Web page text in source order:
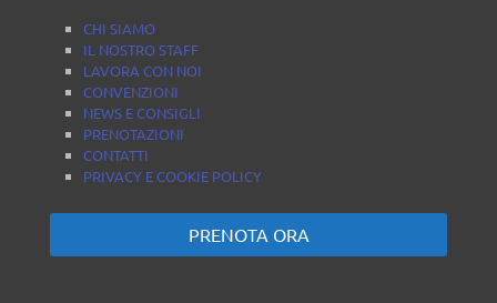
CHI SIAMO
IL NOSTRO STAFF
LAVORA CON NOI
CONVENZIONI
NEWS E CONSIGLI
PRENOTAZIONI
CONTATTI
PRIVACY E COOKIE POLICY
PRENOTA ORA